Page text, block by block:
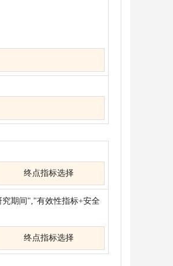
终点指标选择
期间","有效性指标+安全
终点指标选择